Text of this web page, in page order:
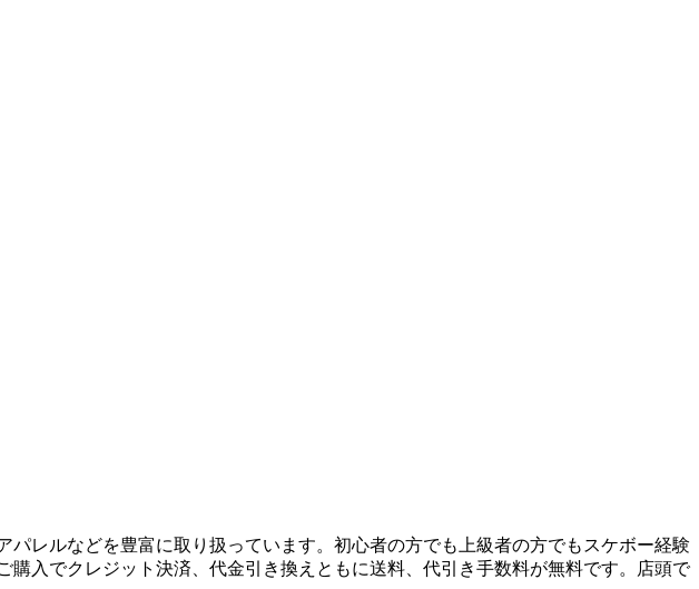
レルなどを豊富に取り扱っています。初心者の方でも上級者の方でもスケボー経験
入でクレジット決済、代金引き換えともに送料、代引き手数料が無料です。店頭で